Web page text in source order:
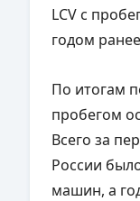
LCV с
годом
По итогам
пробегом
Всего за
России
машин, а